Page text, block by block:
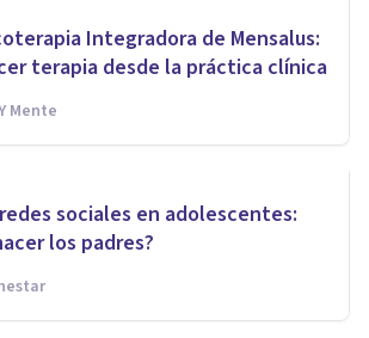
Integradora de Mensalus:
terapia desde la práctica clínica
Mente
sociales en adolescentes:
los padres?